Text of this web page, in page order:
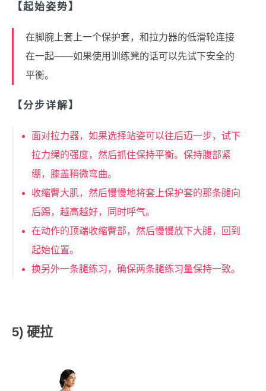
【起始姿势】
在脚腕上套上一个保护套，和拉力器的低滑轮连接
在一起——如果使用训练凳的话可以先试下安全的
平衡。
【分步详解】
面对拉力器，如果选择站姿可以往后迈一步，试下
拉力绳的强度，然后抓住保持平衡。保持腹部紧
绷，膝盖稍微弯曲。
收缩臀大肌，然后慢慢地将套上保护套的那条腿向
后踢，越高越好，同时呼气。
在动作的顶端收缩臀部，然后慢慢放下大腿，回到
起始位置。
换另外一条腿练习，确保两条腿练习量保持一致。
5) 硬拉